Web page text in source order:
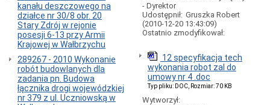
Otwieranie
plików
we
właściwych
programach
zamiast
przeglądarce
Rachunek
Bankowy
kanału deszczowego na
działce nr 30/8 obr. 20
Stary Zdrój w rejonie
posesji 6-13 przy Armii
Krajowej w Wałbrzychu
289267 - 2010 Wykonanie
robót budowlanych dla
zadania pn. Budowa
łącznika drogi wojewódzkiej
nr 379 z ul. Uczniowską w
- Dyrektor
Udostępnił: Gruszka Robert
(2010-12-20 13:43:09)
Ostatnio zmodyfikował:
12 specyfikacja tech
wykonania robot zal do
umowy nr 4 .doc
Typ pliku: DOC, Rozmiar: 70 KB
Wytworzył: